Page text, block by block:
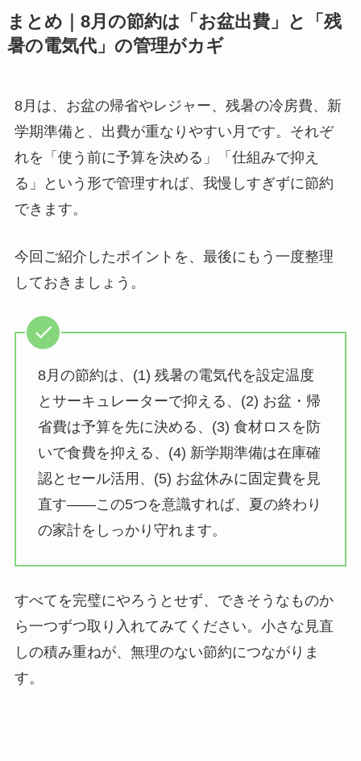
まとめ｜8月の節約は「お盆出費」と「残
暑の電気代」の管理がカギ
8月は、お盆の帰省やレジャー、残暑の冷房費、新
学期準備と、出費が重なりやすい月です。それぞ
れを「使う前に予算を決める」「仕組みで抑え
る」という形で管理すれば、我慢しすぎずに節約
できます。
今回ご紹介したポイントを、最後にもう一度整理
しておきましょう。
8月の節約は、(1) 残暑の電気代を設定温度
とサーキュレーターで抑える、(2) お盆・帰
省費は予算を先に決める、(3) 食材ロスを防
いで食費を抑える、(4) 新学期準備は在庫確
認とセール活用、(5) お盆休みに固定費を見
直す——この5つを意識すれば、夏の終わり
の家計をしっかり守れます。
すべてを完璧にやろうとせず、できそうなものか
ら一つずつ取り入れてみてください。小さな見直
しの積み重ねが、無理のない節約につながりま
す。